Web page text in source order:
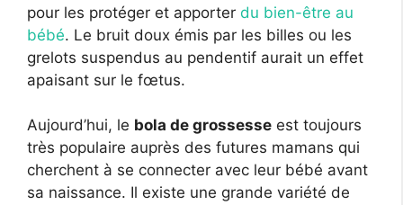
pour les protéger et apporter du bien-être au
bébé. Le bruit doux émis par les billes ou les
grelots suspendus au pendentif aurait un effet
apaisant sur le fœtus.
Aujourd’hui, le bola de grossesse est toujours
très populaire auprès des futures mamans qui
cherchent à se connecter avec leur bébé avant
sa naissance. Il existe une grande variété de